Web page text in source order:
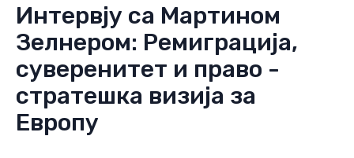
Интервју са Мартином
Зелнером: Ремиграција,
суверенитет и право -
стратешка визија за
Европу